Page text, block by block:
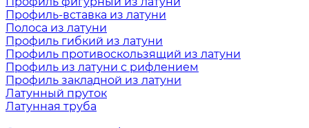
Профиль-вставка из латуни
Полоса из латуни
Профиль гибкий из латуни
Профиль противоскользящий из латуни
Профиль из латуни с рифлением
Профиль закладной из латуни
Латунный пруток
Латунная труба